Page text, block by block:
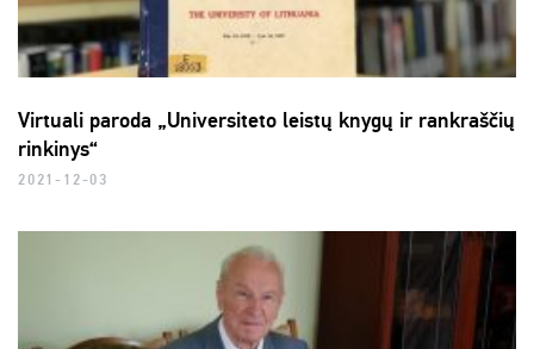
Virtuali paroda „Universiteto leistų knygų ir rankraščių
rinkinys“
2021-12-03